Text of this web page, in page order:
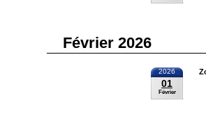
Février 2026
2026
01
Février